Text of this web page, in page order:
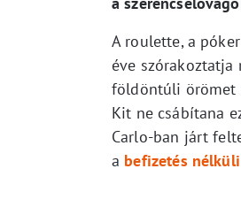
A roulette, a
éve szórakoztatja
földöntúli örömet
Kit ne csábítana
Carlo-ban járt
a befizetés